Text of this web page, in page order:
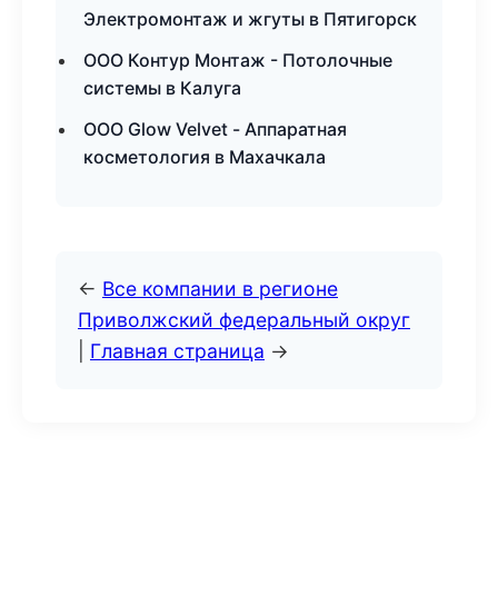
Электромонтаж и жгуты в Пятигорск
ООО Контур Монтаж - Потолочные
системы в Калуга
ООО Glow Velvet - Аппаратная
косметология в Махачкала
← Все компании в регионе
Приволжский федеральный округ
Главная страница →